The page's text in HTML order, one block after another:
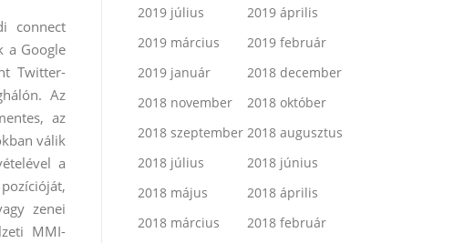
connect
a Google
Twitter-
Az
az
válik
a
zenei
MMI-
2019 július
2019 április
2019 március
2019 február
2019 január
2018 december
2018 november
2018 október
2018 szeptember 2018 augusztus
2018 július
2018 június
2018 május
2018 április
2018 március
2018 február